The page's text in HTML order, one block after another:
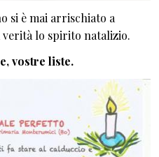
si è mai arrischiato a
lo spirito natalizio.
vostre liste.